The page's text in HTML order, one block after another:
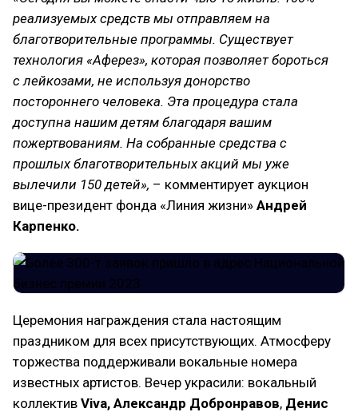
реализуемых средств мы отправляем на
благотворительные программы. Существует
технология «Аферез», которая позволяет бороться
с лейкозами, не используя донорство
постороннего человека. Эта процедура стала
доступна нашим детям благодаря вашим
пожертвованиям. На собранные средства с
прошлых благотворительных акций мы уже
вылечили 150 детей», – комментирует аукцион
вице-президент фонда «Линия жизни» Андрей
Карпенко.
Церемония награждения стала настоящим
праздником для всех присутствующих. Атмосферу
торжества поддерживали вокальные номера
известных артистов. Вечер украсили: вокальный
коллектив Viva, Александр Добронравов, Денис